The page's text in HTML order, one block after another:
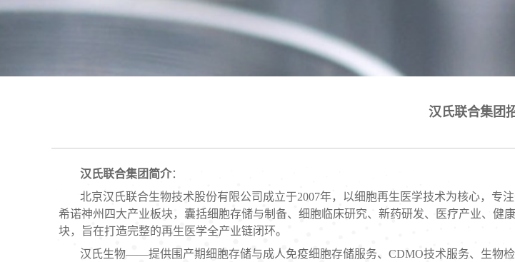
汉氏联合集团
汉氏联合集团简介：
北京汉氏联合生物技术股份有限公司成立于2007年，以细胞再生医学技术为核心，专
希诺神州四大产业板块，囊括细胞存储与制备、细胞临床研究、新药研发、医疗产业、
块，旨在打造完整的再生医学全产业链闭环。
汉氏生物——提供围产期细胞存储与成人免疫细胞存储服务、CDMO技术服务、生物